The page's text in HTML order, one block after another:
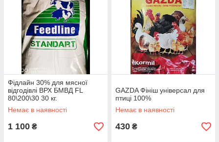
Фідлайн 30% для мясної
відгодівлі ВРХ БМВД FL
80\200\30 30 кг.
Немає в наявності
1 100 ₴
GAZDA Фініш універсал для
птиці 100%
Немає в наявності
430 ₴